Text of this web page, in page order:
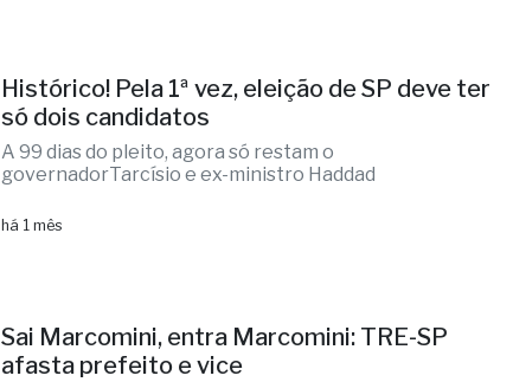
Histórico! Pela 1ª vez, eleição de SP deve ter
só dois candidatos
A 99 dias do pleito, agora só restam o
governadorTarcísio e ex-ministro Haddad
há 1 mês
Sai Marcomini, entra Marcomini: TRE-SP
afasta prefeito e vice